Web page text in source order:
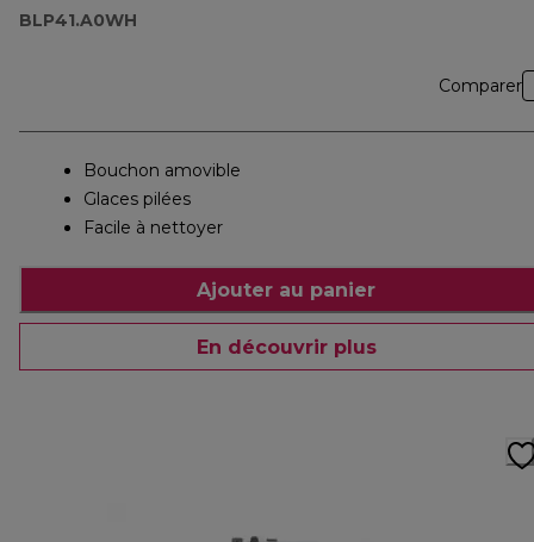
BLP41.A0WH
Comparer
Bouchon amovible
Glaces pilées
Facile à nettoyer
Ajouter au panier
En découvrir plus